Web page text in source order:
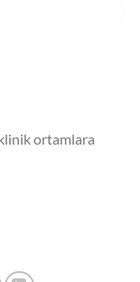
ortamlara